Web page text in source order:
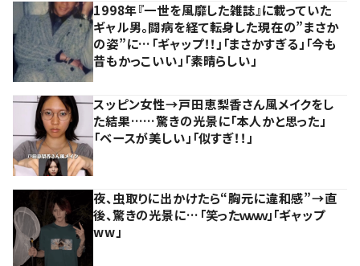
1998年『一世を風靡した雑誌』に載っていた
ギャル男。闘病を経て転身した現在の”まさか
の姿”に…「ギャップ！！」「まさかすぎる」「今も
昔もかっこいい」「素晴らしい」
スッピン女性→戸田恵梨香さん風メイクをし
た結果……驚きの光景に「本人かと思った」
「ベースが美しい」「似すぎ！！」
夜、虫取りに出かけたら“胸元に違和感”→直
後、驚きの光景に…「笑ったｗｗｗ」「ギャップ
ww」